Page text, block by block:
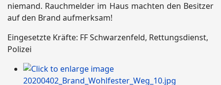
niemand. Rauchmelder im Haus machten den Besitzer
auf den Brand aufmerksam!
Eingesetzte Kräfte: FF Schwarzenfeld, Rettungsdienst,
Polizei